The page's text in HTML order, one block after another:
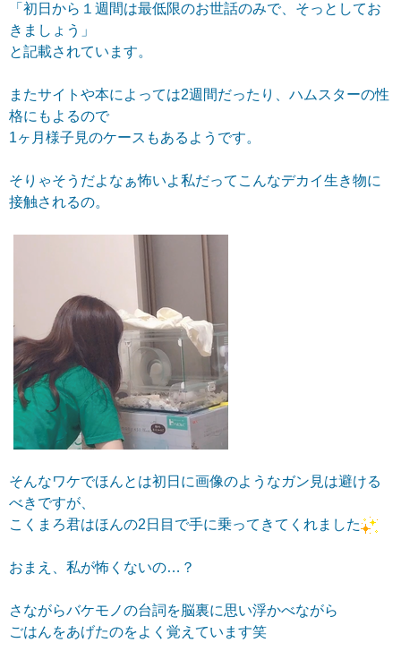
「初日から１週間は最低限のお世話のみで、そっとしてお
きましょう」
と記載されています。
またサイトや本によっては2週間だったり、ハムスターの性
格にもよるので
1ヶ月様子見のケースもあるようです。
そりゃそうだよなぁ怖いよ私だってこんなデカイ生き物に
接触されるの。
そんなワケでほんとは初日に画像のようなガン見は避ける
べきですが、
こくまろ君はほんの2日目で手に乗ってきてくれました
おまえ、私が怖くないの…？
さながらバケモノの台詞を脳裏に思い浮かべながら
ごはんをあげたのをよく覚えています笑